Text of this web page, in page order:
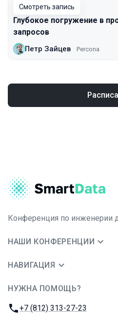
Смотреть запись
Глубокое погружение в
запросов
Петр Зайцев Percona
Конференция по инженерии
НАШИ КОНФЕРЕНЦИИ
НАВИГАЦИЯ
НУЖНА ПОМОЩЬ?
Телефон:
+7 (812) 313-27-23